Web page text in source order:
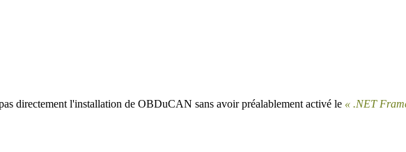
directement l'installation de OBDuCAN sans avoir préalablement activé le « .NET